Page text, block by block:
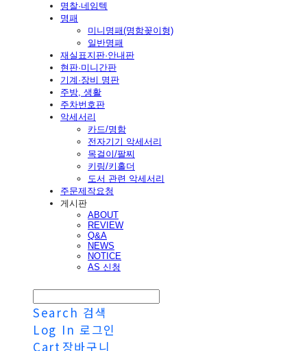
명찰·네임텍
명패
미니명패(명함꽂이형)
일반명패
재실표지판·안내판
현판·미니간판
기계·장비 명판
주방, 생활
주차번호판
악세서리
카드/명함
전자기기 악세서리
목걸이/팔찌
키링/키홀더
도서 관련 악세서리
주문제작요청
게시판
ABOUT
REVIEW
Q&A
NEWS
NOTICE
AS 신청
Search 검색
Log In 로그인
Cart 장바구니